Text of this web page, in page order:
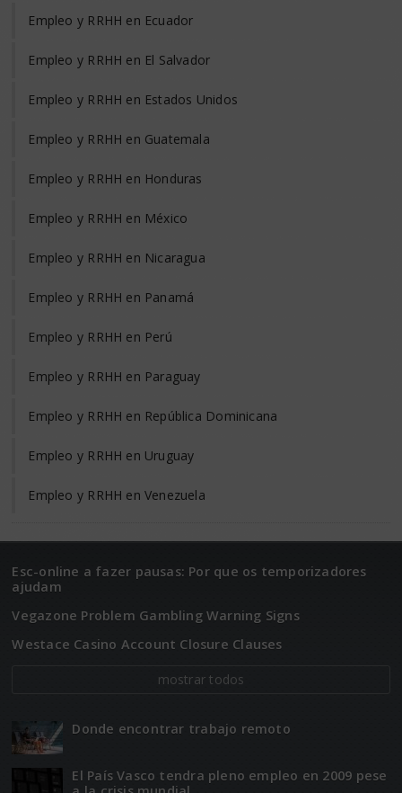
Empleo y RRHH en Ecuador
Empleo y RRHH en El Salvador
Empleo y RRHH en Estados Unidos
Empleo y RRHH en Guatemala
Empleo y RRHH en Honduras
Empleo y RRHH en México
Empleo y RRHH en Nicaragua
Empleo y RRHH en Panamá
Empleo y RRHH en Perú
Empleo y RRHH en Paraguay
Empleo y RRHH en República Dominicana
Empleo y RRHH en Uruguay
Empleo y RRHH en Venezuela
Esc-online a fazer pausas: Por que os temporizadores
ajudam
Vegazone Problem Gambling Warning Signs
Westace Casino Account Closure Clauses
mostrar todos
Donde encontrar trabajo remoto
El Paí­­s Vasco tendra pleno empleo en 2009 pese